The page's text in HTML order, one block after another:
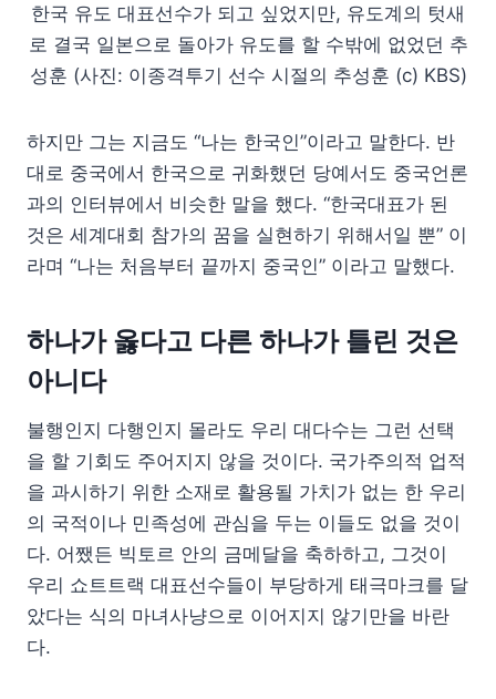
한국 유도 대표선수가 되고 싶었지만, 유도계의 텃새
로 결국 일본으로 돌아가 유도를 할 수밖에 없었던 추
성훈 (사진: 이종격투기 선수 시절의 추성훈 (c) KBS)
하지만 그는 지금도 “나는 한국인”이라고 말한다. 반
대로 중국에서 한국으로 귀화했던 당예서도 중국언론
과의 인터뷰에서 비슷한 말을 했다. “한국대표가 된
것은 세계대회 참가의 꿈을 실현하기 위해서일 뿐” 이
라며 “나는 처음부터 끝까지 중국인” 이라고 말했다.
하나가 옳다고 다른 하나가 틀린 것은
아니다
불행인지 다행인지 몰라도 우리 대다수는 그런 선택
을 할 기회도 주어지지 않을 것이다. 국가주의적 업적
을 과시하기 위한 소재로 활용될 가치가 없는 한 우리
의 국적이나 민족성에 관심을 두는 이들도 없을 것이
다. 어쨌든 빅토르 안의 금메달을 축하하고, 그것이
우리 쇼트트랙 대표선수들이 부당하게 태극마크를 달
았다는 식의 마녀사냥으로 이어지지 않기만을 바란
다.